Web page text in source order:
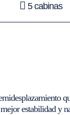
5 cabinas
estabilidad y